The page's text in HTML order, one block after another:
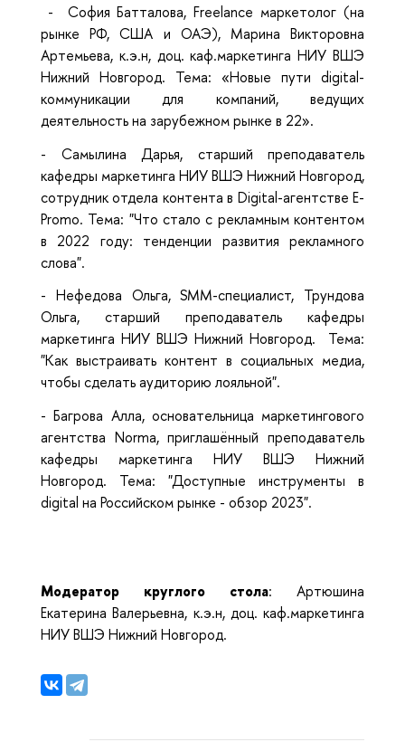
- София Батталова, Freelance маркетолог (на
рынке РФ, США и ОАЭ), Марина Викторовна
Артемьева, к.э.н, доц. каф.маркетинга НИУ ВШЭ
Нижний Новгород. Тема: «Новые пути digital-
коммуникации для компаний, ведущих
деятельность на зарубежном рынке в 22».
- Самылина Дарья, старший преподаватель
кафедры маркетинга НИУ ВШЭ Нижний Новгород,
сотрудник отдела контента в Digital-агентстве E-
Promo. Тема: "Что стало с рекламным контентом
в 2022 году: тенденции развития рекламного
слова".
- Нефедова Ольга, SMM-специалист, Трундова
Ольга, старший преподаватель кафедры
маркетинга НИУ ВШЭ Нижний Новгород. Тема:
"Как выстраивать контент в социальных медиа,
чтобы сделать аудиторию лояльной".
- Багрова Алла, основательница маркетингового
агентства Norma, приглашённый преподаватель
кафедры маркетинга НИУ ВШЭ Нижний
Новгород. Тема: "Доступные инструменты в
digital на Российском рынке - обзор 2023".
Модератор круглого стола: Артюшина
Екатерина Валерьевна, к.э.н, доц. каф.маркетинга
НИУ ВШЭ Нижний Новгород.